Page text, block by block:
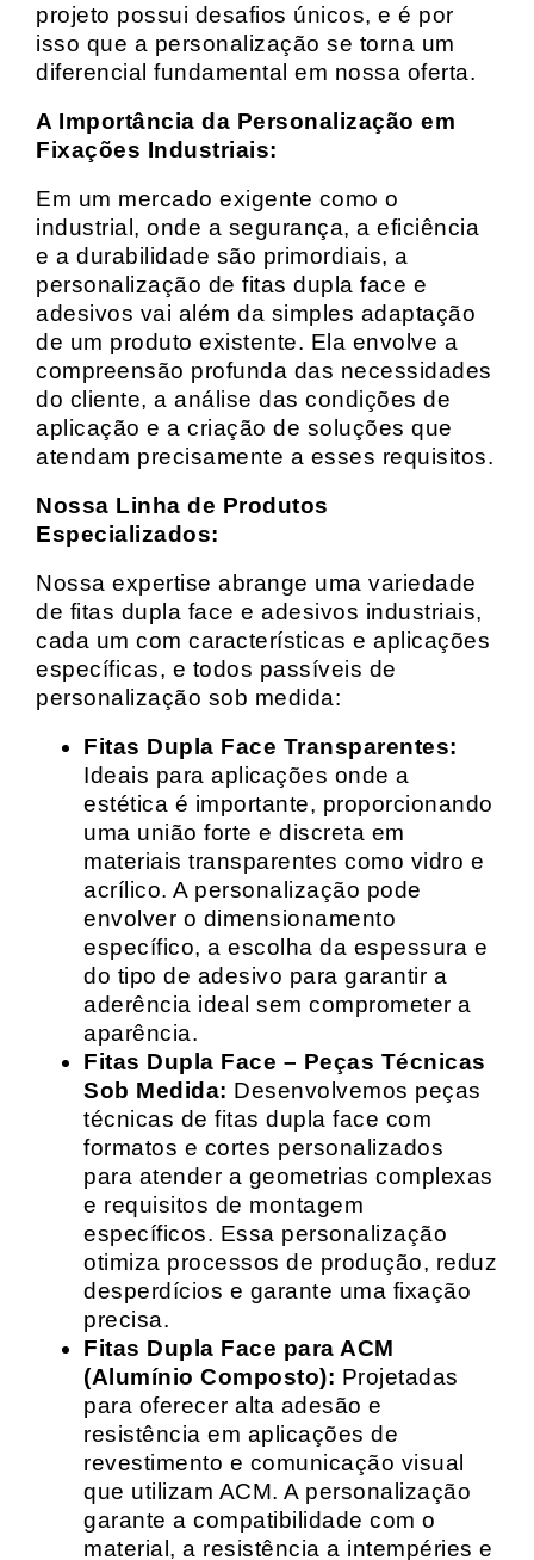
projeto possui desafios únicos, e é por
isso que a personalização se torna um
diferencial fundamental em nossa oferta.
A Importância da Personalização em
Fixações Industriais:
Em um mercado exigente como o
industrial, onde a segurança, a eficiência
e a durabilidade são primordiais, a
personalização de fitas dupla face e
adesivos vai além da simples adaptação
de um produto existente. Ela envolve a
compreensão profunda das necessidades
do cliente, a análise das condições de
aplicação e a criação de soluções que
atendam precisamente a esses requisitos.
Nossa Linha de Produtos
Especializados:
Nossa expertise abrange uma variedade
de fitas dupla face e adesivos industriais,
cada um com características e aplicações
específicas, e todos passíveis de
personalização sob medida:
Fitas Dupla Face Transparentes:
Ideais para aplicações onde a
estética é importante, proporcionando
uma união forte e discreta em
materiais transparentes como vidro e
acrílico. A personalização pode
envolver o dimensionamento
específico, a escolha da espessura e
do tipo de adesivo para garantir a
aderência ideal sem comprometer a
aparência.
Fitas Dupla Face – Peças Técnicas
Sob Medida: Desenvolvemos peças
técnicas de fitas dupla face com
formatos e cortes personalizados
para atender a geometrias complexas
e requisitos de montagem
específicos. Essa personalização
otimiza processos de produção, reduz
desperdícios e garante uma fixação
precisa.
Fitas Dupla Face para ACM
(Alumínio Composto): Projetadas
para oferecer alta adesão e
resistência em aplicações de
revestimento e comunicação visual
que utilizam ACM. A personalização
garante a compatibilidade com o
material, a resistência a intempéries e